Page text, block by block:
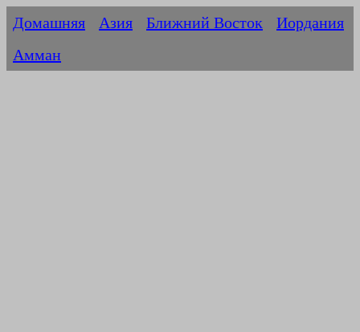
Домашняя Азия Ближний Восток
Иордания
Амман